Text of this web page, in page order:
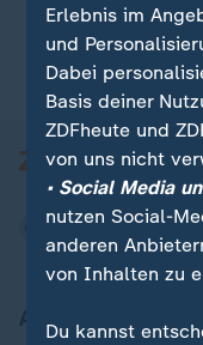
Aktuell bei
Erlebnis im
und
Dabei
Basis deiner
ZDFheute und
von uns nicht
• Social Media
nutzen Social-
anderen
von Inhalten zu
Du kannst